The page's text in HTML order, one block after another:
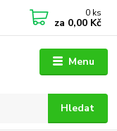
Menu
Hledat
0 ks
za 0,00 Kč